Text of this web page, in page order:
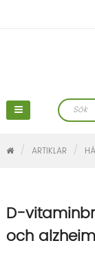
ARTIKLAR
D-
och